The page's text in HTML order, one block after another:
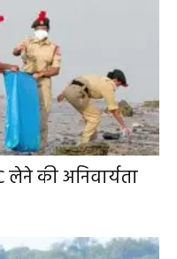
की अनिवार्यता